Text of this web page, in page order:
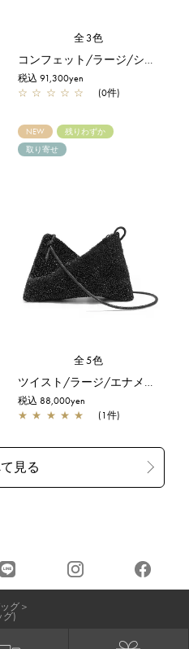
全3色
コンフェット/ラージ/シルバー
税込 91,300yen
☆ ☆ ☆ ☆ ☆ (0件)
NEW
残りわずか
取り寄せ
全5色
ツイスト/ラージ/エナメルブラック
税込 88,000yen
★ ★ ★ ★ ★ (1件)
グ＞
グ)